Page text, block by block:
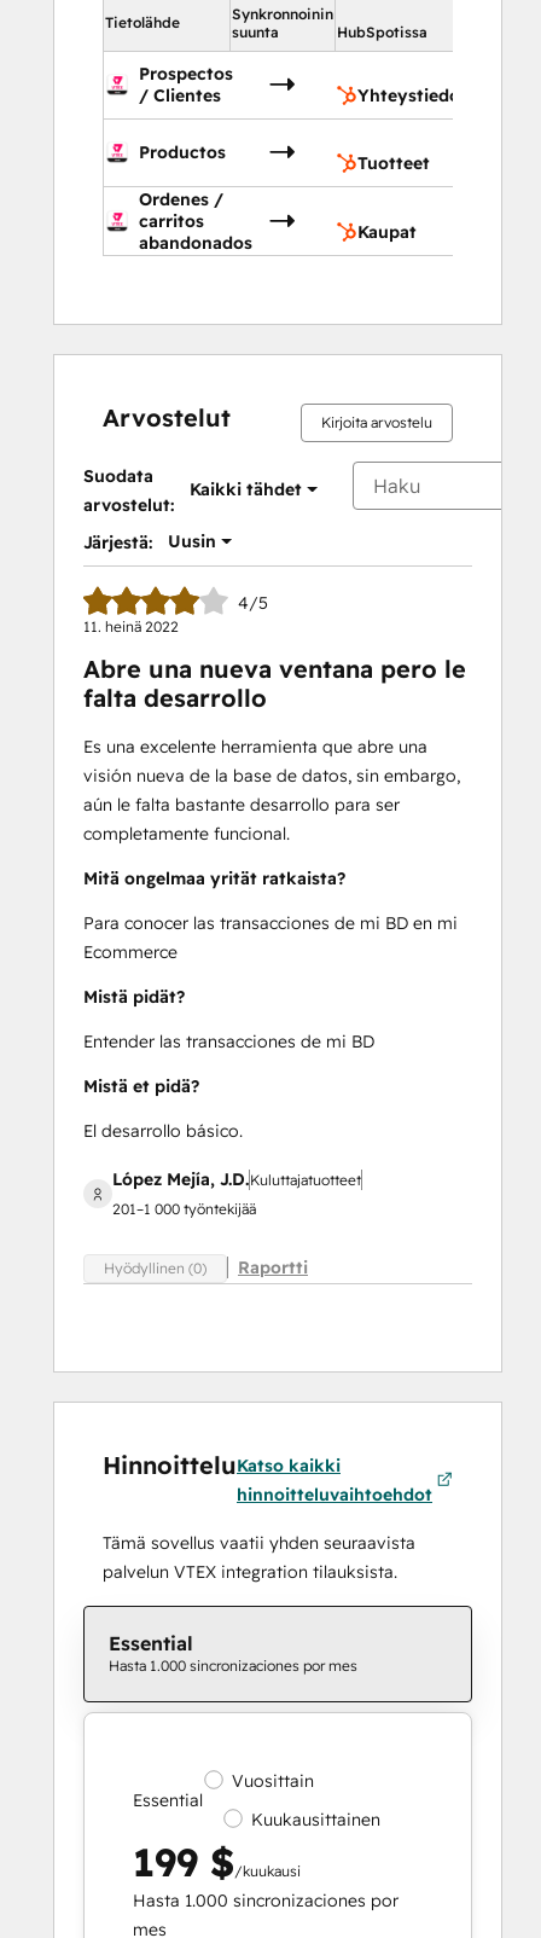
Tietolähde
Synkronnoinin
suunta
HubSpotissa
Prospectos
/ Clientes
Yhteystiedot
Productos
Tuotteet
Ordenes /
carritos
abandonados
Kaupat
Arvostelut Kirjoita arvostelu
Suodata
arvostelut:
Kaikki tähdet
Järjestä: Uusin
4/5
11. heinä 2022
Abre una nueva ventana pero le
falta desarrollo
Es una excelente herramienta que abre una
visión nueva de la base de datos, sin embargo,
aún le falta bastante desarrollo para ser
completamente funcional.
Mitä ongelmaa yrität ratkaista?
Para conocer las transacciones de mi BD en mi
Ecommerce
Mistä pidät?
Entender las transacciones de mi BD
Mistä et pidä?
El desarrollo básico.
López Mejía, J.D.Kuluttajatuotteet
201–1 000 työntekijää
Hyödyllinen (0) Raportti
HinnoitteluKatso kaikki
hinnoitteluvaihtoehdot
Tämä sovellus vaatii yhden seuraavista
palvelun VTEX integration tilauksista.
Essential
Hasta 1.000 sincronizaciones por mes
Essential
Vuosittain
Kuukausittainen
199 $/kuukausi
Hasta 1.000 sincronizaciones por
mes